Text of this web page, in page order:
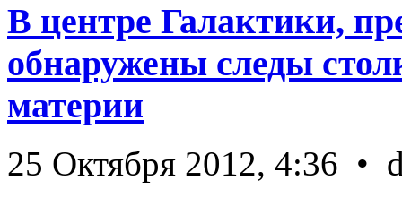
В центре Галактики,
обнаружены следы
материи
25 Октября 2012, 4:36 •